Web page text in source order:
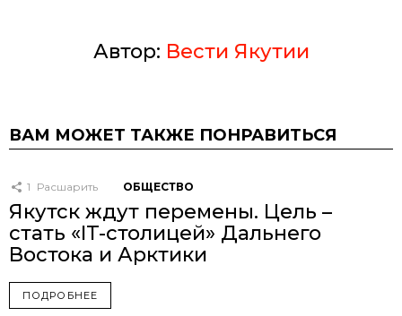
Автор: Вести Якутии
ВАМ МОЖЕТ ТАКЖЕ ПОНРАВИТЬСЯ
1 Расшарить ОБЩЕСТВО
Якутск ждут перемены. Цель –
стать «IT-столицей» Дальнего
Востока и Арктики
ПОДРОБНЕЕ